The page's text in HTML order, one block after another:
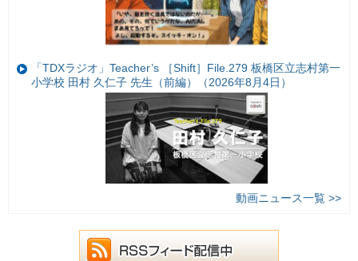
「TDXラジオ」Teacher’s ［Shift］File.279 板橋区立志村第一
小学校 田村 久仁子 先生（前編）（2026年8月4日）
動画ニュース一覧 >>